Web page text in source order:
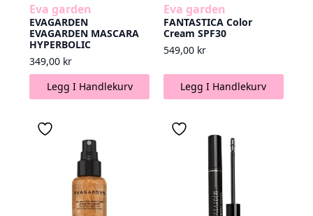
Eva garden
EVAGARDEN
EVAGARDEN MASCARA
HYPERBOLIC
349,00 kr
Legg I Handlekurv
Eva garden
FANTASTICA Color
Cream SPF30
549,00 kr
Legg I Handlekurv